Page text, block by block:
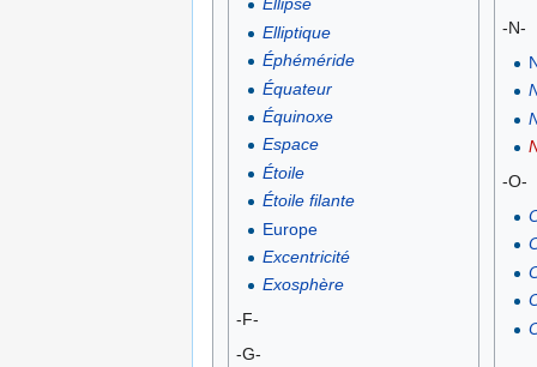
Ellipse
Elliptique
Éphéméride
Équateur
Équinoxe
Espace
Étoile
Étoile filante
Europe
Excentricité
Exosphère
-F-
-G-
-N-
-O-